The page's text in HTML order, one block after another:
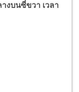
งบนซี่ขวา เวลา